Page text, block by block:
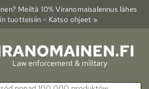
Meiltä 10% Viranomais­alennus lähes
tuotteisiin - Katso ohjeet »